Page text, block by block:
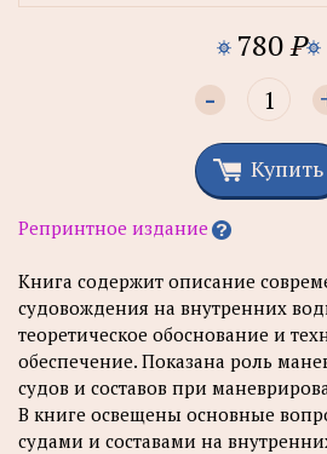
780P
-
Купить
Репринтное издание
Книга содержит описание
судовождения на внутренних
теоретическое обоснование и
обеспечение. Показана роль
судов и составов при
В книге освещены основные
судами и составами на